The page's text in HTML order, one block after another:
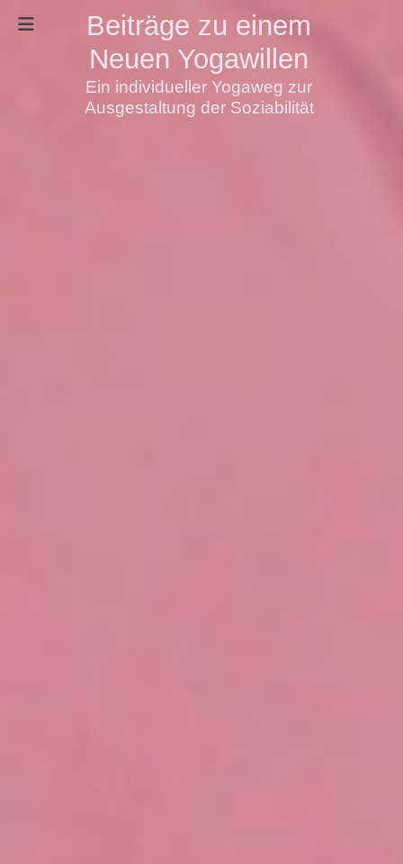
Beiträge zu einem
Neuen Yogawillen
Ein individueller Yogaweg zur
Ausgestaltung der Soziabilität